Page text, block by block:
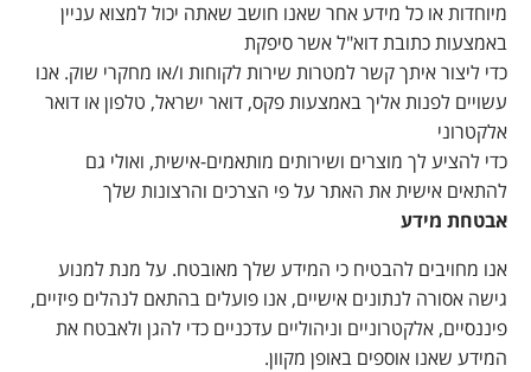
מיוחדות או כל מידע אחר שאנו חושב שאתה יכול למצוא עניין
באמצעות כתובת דוא"ל אשר סיפקת
כדי ליצור איתך קשר למטרות שירות לקוחות ו/או מחקרי שוק. אנו
עשויים לפנות אליך באמצעות פקס, דואר ישראל, טלפון או דואר
אלקטרוני
כדי להציע לך מוצרים ושירותים מותאמים-אישית, ואולי גם
להתאים אישית את האתר על פי הצרכים והרצונות שלך
אבטחת מידע
אנו מחויבים להבטיח כי המידע שלך מאובטח. על מנת למנוע
גישה אסורה לנתונים אישיים, אנו פועלים בהתאם לנהלים פיזיים,
פיננסיים, אלקטרוניים וניהוליים עדכניים כדי להגן ולאבטח את
המידע שאנו אוספים באופן מקוון.